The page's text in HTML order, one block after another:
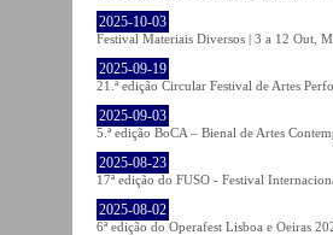
2025-10-03
Festival Materiais Diversos | 3 a 12 Out,
2025-09-19
21.ª edição Circular Festival de Artes
2025-09-03
5.ª edição BoCA – Bienal de Artes
2025-08-23
17ª edição do FUSO - Festival
2025-08-02
6ª edição do Operafest Lisboa e Oeiras